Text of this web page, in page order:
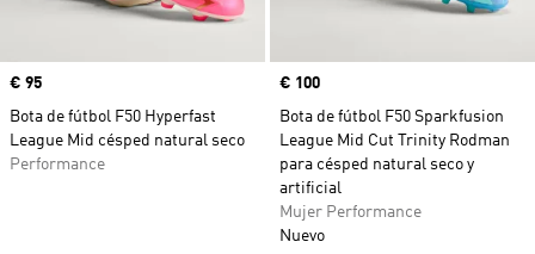
Precio
€ 95
Bota de fútbol F50 Hyperfast
League Mid césped natural seco
Performance
Precio
€ 100
Bota de fútbol F50 Sparkfusion
League Mid Cut Trinity Rodman
para césped natural seco y
artificial
Mujer Performance
Nuevo